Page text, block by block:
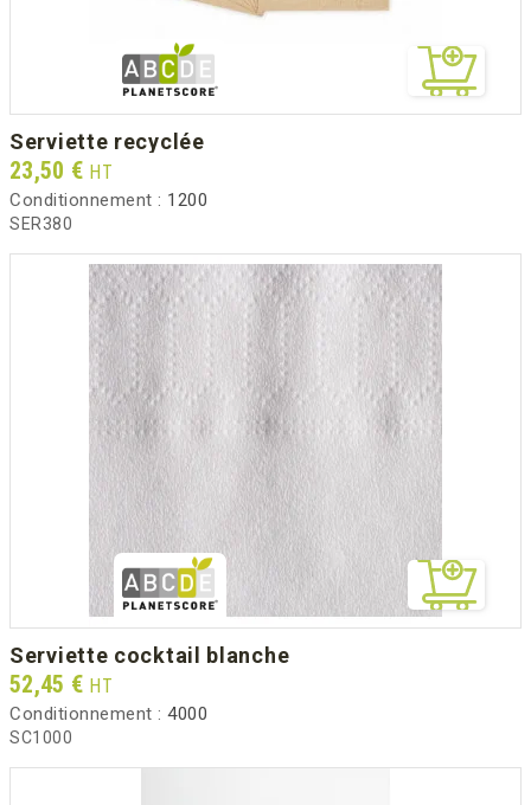
serviette recyclée
Prix
23,50 € HT
Conditionnement : 1200
SER380
serviette cocktail blanche
Prix
52,45 € HT
Conditionnement : 4000
SC1000